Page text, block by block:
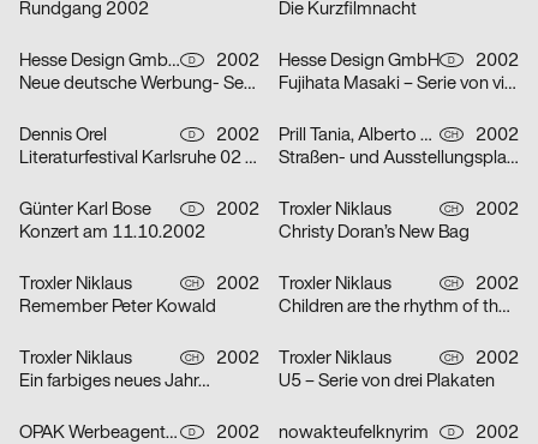
Rundgang 2002
Die Kurzfilmnacht
Hesse Design GmbH, Arthur Marek, Guido Heffels, Christian Boros, nowakteufelknyrim D
2002
Neue deutsche Werbung- Serie von drei Plakaten
Hesse Design GmbH D
2002
Fujihata Masaki – Serie von vier Plakaten
Dennis Orel D
2002
Literaturfestival Karlsruhe 02 – Serie von drei Plakaten
Prill Tania, Alberto Vieceli CH
2002
Straßen- und Ausstellungsplakate: Stand der Dinge: Neustes Wohnen in Zürich – Serie von sechs Plakaten
Günter Karl Bose D
2002
Konzert am 11.10.2002
Troxler Niklaus CH
2002
Christy Doran’s New Bag
Troxler Niklaus CH
2002
Remember Peter Kowald
Troxler Niklaus CH
2002
Children are the rhythm of the world
Troxler Niklaus CH
2002
Ein farbiges neues Jahr…
Troxler Niklaus CH
2002
U5 – Serie von drei Plakaten
OPAK Werbeagentur D
2002
nowakteufelknyrim D
2002